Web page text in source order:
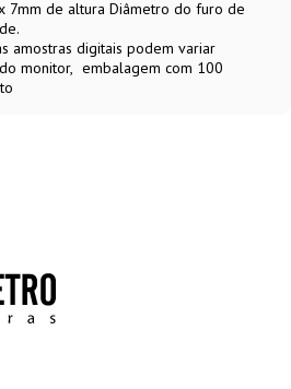
7mm de altura Diâmetro do furo de
amostras digitais podem variar
monitor
embalagem com 100